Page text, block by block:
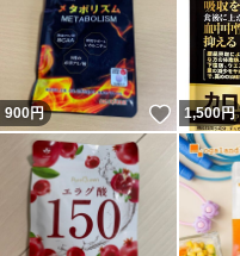
900円 いいね
1,500円